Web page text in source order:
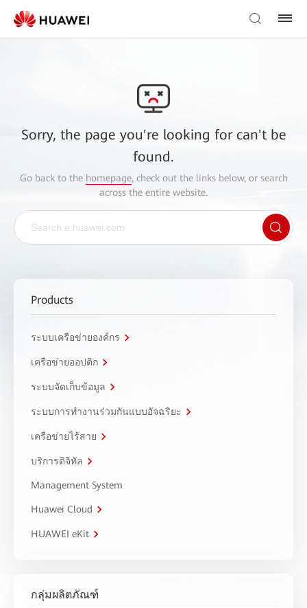
Sorry, the page you're looking for can't be
found.
Go back to the homepage, check out the links below, or search
across the entire website.
Products
ระบบเครือข่ายองค์กร
เครือข่ายออปติก
ระบบจัดเก็บข้อมูล
ระบบการทำงานร่วมกันแบบอัจฉริยะ
เครือข่ายไร้สาย
บริการดิจิทัล
Management System
Huawei Cloud
HUAWEI eKit
กลุ่มผลิตภัณฑ์